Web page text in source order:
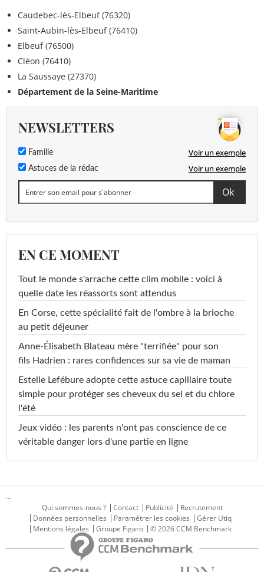
Caudebec-lès-Elbeuf (76320)
Saint-Aubin-lès-Elbeuf (76410)
Elbeuf (76500)
Cléon (76410)
La Saussaye (27370)
Département de la Seine-Maritime
NEWSLETTERS
Famille Voir un exemple
Astuces de la rédac Voir un exemple
EN CE MOMENT
Tout le monde s'arrache cette clim mobile : voici à
quelle date les réassorts sont attendus
En Corse, cette spécialité fait de l'ombre à la brioche
au petit déjeuner
Anne-Élisabeth Blateau mère "terrifiée" pour son
fils Hadrien : rares confidences sur sa vie de maman
Estelle Lefébure adopte cette astuce capillaire toute
simple pour protéger ses cheveux du sel et du chlore
l'été
Jeux vidéo : les parents n'ont pas conscience de ce
véritable danger lors d'une partie en ligne
...
Qui sommes-nous ?
Contact Publicité
Recrutement
Données personnelles
Paramétrer les cookies
Gérer Utiq
Mentions légales
Groupe Figaro © 2026 CCM Benchmark